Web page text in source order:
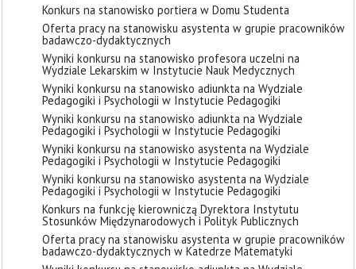
Konkurs na stanowisko portiera w Domu Studenta
Oferta pracy na stanowisku asystenta w grupie pracowników
badawczo-dydaktycznych
Wyniki konkursu na stanowisko profesora uczelni na
Wydziale Lekarskim w Instytucie Nauk Medycznych
Wyniki konkursu na stanowisko adiunkta na Wydziale
Pedagogiki i Psychologii w Instytucie Pedagogiki
Wyniki konkursu na stanowisko adiunkta na Wydziale
Pedagogiki i Psychologii w Instytucie Pedagogiki
Wyniki konkursu na stanowisko asystenta na Wydziale
Pedagogiki i Psychologii w Instytucie Pedagogiki
Wyniki konkursu na stanowisko asystenta na Wydziale
Pedagogiki i Psychologii w Instytucie Pedagogiki
Konkurs na funkcję kierowniczą Dyrektora Instytutu
Stosunków Międzynarodowych i Polityk Publicznych
Oferta pracy na stanowisku asystenta w grupie pracowników
badawczo-dydaktycznych w Katedrze Matematyki